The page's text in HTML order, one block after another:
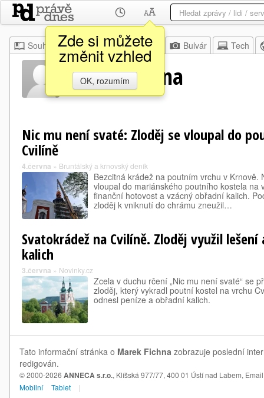
Zde si můžete
změnit vzhled
OK, rozumím
Souhrn Moje Z domova Bulvár Tech
Marek Fichna
Nic mu není svaté: Zloděj se vloupal do
Cvilíně
4.června » Bruntálský a krnovský deník
Bezcitná krádež na poutním vrchu v Krnově.
vloupal do mariánského poutního kostela na
finanční hotovost a vzácný obřadní kalich.
zloděj k vniknutí do chrámu zneužil…
Svatokrádež na Cvilíně. Zloděj využil
kalich
3.června » Novinky.cz
Zcela v duchu rčení „Nic mu není svaté“ se
zloděj, který vykradl poutní kostel na vrchu
odnesl peníze a obřadní kalich.
Tato informační stránka o Marek Fichna zobrazuje poslední
redigován.
© 2000-2026 ANNECA s.r.o., Klíšská 977/77, 400 01 Ústí nad Labem,
Mobilní
Tablet |